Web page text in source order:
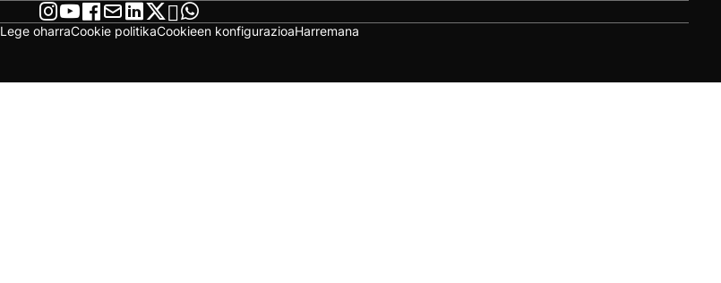
Lege oharraCookie politikaCookieen konfigurazioaHarremana